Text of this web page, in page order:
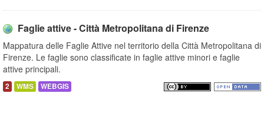
Faglie attive - Città Metropolitana di Firenze
Mappatura delle Faglie Attive nel territorio della Città Metropolitana di
Firenze. Le faglie sono classificate in faglie attive minori e faglie
attive principali.
2 WMS WEBGIS